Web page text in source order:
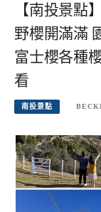
【南投景點
野櫻開滿滿
富士櫻各種
看
南投景點